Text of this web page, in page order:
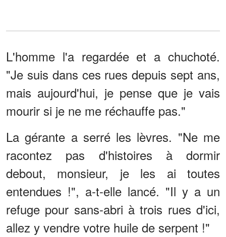
L'homme l'a regardée et a chuchoté.
"Je suis dans ces rues depuis sept ans,
mais aujourd'hui, je pense que je vais
mourir si je ne me réchauffe pas."
La gérante a serré les lèvres. "Ne me
racontez pas d'histoires à dormir
debout, monsieur, je les ai toutes
entendues !", a-t-elle lancé. "Il y a un
refuge pour sans-abri à trois rues d'ici,
allez y vendre votre huile de serpent !"